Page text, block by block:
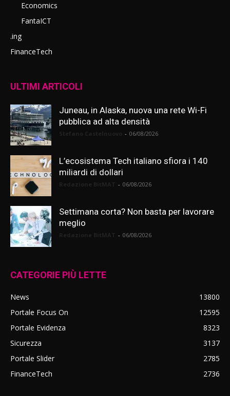
Economics
FantaICT
.ing
FinanceTech
ULTIMI ARTICOLI
Juneau, in Alaska, nuova una rete Wi-Fi
pubblica ad alta densità
- 06/08/2026
L’ecosistema Tech italiano sfiora i 140
miliardi di dollari
- 06/08/2026
Settimana corta? Non basta per lavorare
meglio
- 06/08/2026
CATEGORIE PIÙ LETTE
News
13800
Portale Focus On
12595
Portale Evidenza
8323
Sicurezza
3137
Portale Slider
2785
FinanceTech
2736